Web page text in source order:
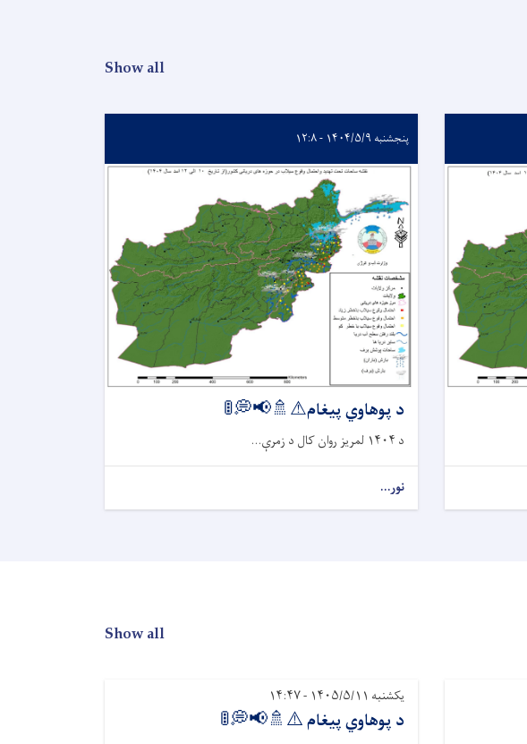
Show all
پنجشنبه ۱۴۰۴/۵/۹ - ۱۲:۸
د پوهاوي پیغام⚠🚿📢💭🚦
د ۱۴۰۴ لمریز روان کال د زمرې...
نور...
Show all
یکشنبه ۱۴۰۵/۵/۱۱ - ۱۴:۴۷
د پوهاوي پیغام ⚠️🚿📢💭🚦